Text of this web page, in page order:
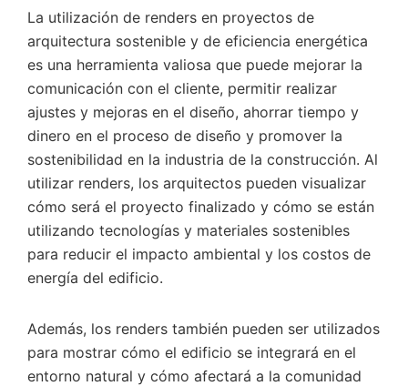
La utilización de renders en proyectos de
arquitectura sostenible y de eficiencia energética
es una herramienta valiosa que puede mejorar la
comunicación con el cliente, permitir realizar
ajustes y mejoras en el diseño, ahorrar tiempo y
dinero en el proceso de diseño y promover la
sostenibilidad en la industria de la construcción. Al
utilizar renders, los arquitectos pueden visualizar
cómo será el proyecto finalizado y cómo se están
utilizando tecnologías y materiales sostenibles
para reducir el impacto ambiental y los costos de
energía del edificio.
Además, los renders también pueden ser utilizados
para mostrar cómo el edificio se integrará en el
entorno natural y cómo afectará a la comunidad